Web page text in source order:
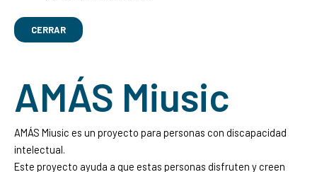
CERRAR
AMÁS Miusic
AMÁS Miusic es un proyecto para personas con discapacidad
intelectual.
Este proyecto ayuda a que estas personas disfruten y creen